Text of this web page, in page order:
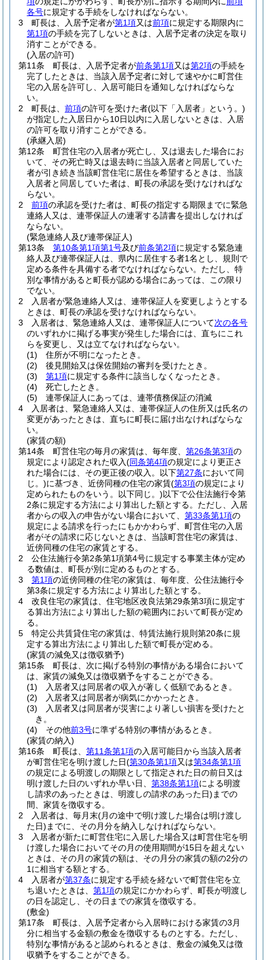
各号に規定する手続をしなければならない。
3
町長は、入居予定者が第1項又は前項に規定する期限内に
第1項の手続を完了しないときは、入居予定者の決定を取り
消すことができる。
(入居の許可)
第11条
町長は、入居予定者が前条第1項又は第2項の手続を
完了したときは、当該入居予定者に対して速やかに町営住
宅の入居を許可し、入居可能日を通知しなければならな
い。
2
町長は、 前項の許可を受けた者(以下「入居者」という。)
が指定した入居日から10日以内に入居しないときは、入居
の許可を取り消すことができる。
(承継入居)
第12条
町営住宅の入居者が死亡し、又は退去した場合にお
いて、その死亡時又は退去時に当該入居者と同居していた
者が引き続き当該町営住宅に居住を希望するときは、当該
入居者と同居していた者は、町長の承認を受けなければな
らない。
2
前項の承認を受けた者は、町長の指定する期限までに緊急
連絡人又は、連帯保証人の連署する請書を提出しなければ
ならない。
(緊急連絡人及び連帯保証人)
第13条
第10条第1項第1号及び前条第2項に規定する緊急連
絡人及び連帯保証人は、県内に居住する者1名とし、規則で
定める条件を具備する者でなければならない。 ただし、特
別な事情があると町長が認める場合にあっては、この限り
でない。
2
入居者が緊急連絡人又は、連帯保証人を変更しようとする
ときは、町長の承認を受けなければならない。
3
入居者は、緊急連絡人又は、連帯保証人について次の各号
のいずれかに掲げる事実が発生した場合には、直ちにこれ
らを変更し、又は立てなければならない。
(1)
住所が不明になったとき。
(2)
後見開始又は保佐開始の審判を受けたとき。
(3)
第1項に規定する条件に該当しなくなったとき。
(4)
死亡したとき。
(5)
連帯保証人にあっては、連帯債務保証の消滅
4
入居者は、緊急連絡人又は、連帯保証人の住所又は氏名の
変更があったときは、直ちに町長に届け出なければならな
い。
(家賃の額)
第14条
町営住宅の毎月の家賃は、毎年度、 第26条第3項の
規定により認定された収入(同条第4項の規定により更正さ
れた場合には、その更正後の収入。以下第27条において同
じ。)に基づき、近傍同種の住宅の家賃(第3項の規定により
定められたものをいう。以下同じ。)以下で公住法施行令第
2条に規定する方法により算出した額とする。 ただし、入居
者からの収入の申告がない場合において、 第33条第1項の
規定による請求を行ったにもかかわらず、町営住宅の入居
者がその請求に応じないときは、当該町営住宅の家賃は、
近傍同種の住宅の家賃とする。
2
公住法施行令第2条第1項第4号に規定する事業主体が定め
る数値は、町長が別に定めるものとする。
3
第1項の近傍同種の住宅の家賃は、毎年度、公住法施行令
第3条に規定する方法により算出した額とする。
4
改良住宅の家賃は、住宅地区改良法第29条第3項に規定す
る算出方法により算出した額の範囲内において町長が定め
る。
5
特定公共賃貸住宅の家賃は、特賃法施行規則第20条に規
定する算出方法により算出した額で町長が定める。
(家賃の減免又は徴収猶予)
第15条
町長は、次に掲げる特別の事情がある場合において
は、家賃の減免又は徴収猶予をすることができる。
(1)
入居者又は同居者の収入が著しく低額であるとき。
(2)
入居者又は同居者が病気にかかったとき。
(3)
入居者又は同居者が災害により著しい損害を受けたと
き。
(4)
その他前3号に準ずる特別の事情があるとき。
(家賃の納入)
第16条
町長は、 第11条第1項の入居可能日から当該入居者
が町営住宅を明け渡した日(第30条第1項又は第34条第1項
の規定による明渡しの期限として指定された日の前日又は
明け渡した日のいずれか早い日、 第38条第1項による明渡
し請求のあったときは、明渡しの請求のあった日) までの
間、家賃を徴収する。
2
入居者は、毎月末(月の途中で明け渡した場合は明け渡し
た日) までに、その月分を納入しなければならない。
3
入居者が新たに町営住宅に入居した場合又は町営住宅を明
け渡した場合においてその月の使用期間が15日を超えない
ときは、その月の家賃の額は、その月分の家賃の額の2分の
1に相当する額とする。
4
入居者が第37条に規定する手続を経ないで町営住宅を立
ち退いたときは、 第1項の規定にかかわらず、町長が明渡し
の日を認定し、その日までの家賃を徴収する。
(敷金)
第17条
町長は、入居予定者から入居時における家賃の3月
分に相当する金額の敷金を徴収するものとする。 ただし、
特別な事情があると認められるときは、敷金の減免又は徴
収猶予をすることができる。